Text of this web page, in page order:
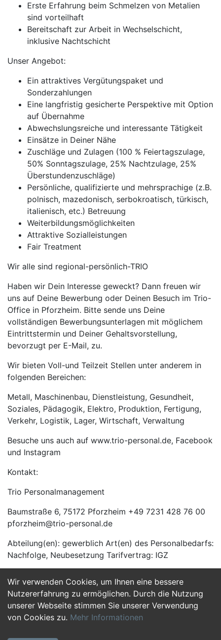
Wir verwenden Cookies, um Ihnen eine bessere
Nutzererfahrung zu ermöglichen. Durch die Nutzung
unserer Webseite stimmen Sie unserer Verwendung
von Cookies zu. Mehr Informationen
Erste Erfahrung beim Schmelzen von Metalien
sind vorteilhaft
Bereitschaft zur Arbeit in Wechselschicht,
inklusive Nachtschicht
Unser Angebot:
Ein attraktives Vergütungspaket und
Sonderzahlungen
Eine langfristig gesicherte Perspektive mit Option
auf Übernahme
Abwechslungsreiche und interessante Tätigkeit
Einsätze in Deiner Nähe
Zuschläge und Zulagen (100 % Feiertagszulage,
50% Sonntagszulage, 25% Nachtzulage, 25%
Überstundenzuschläge)
Persönliche, qualifizierte und mehrsprachige (z.B.
polnisch, mazedonisch, serbokroatisch, türkisch,
italienisch, etc.) Betreuung
Weiterbildungsmöglichkeiten
Attraktive Sozialleistungen
Fair Treatment
Wir alle sind regional-persönlich-TRIO
Haben wir Dein Interesse geweckt? Dann freuen wir
uns auf Deine Bewerbung oder Deinen Besuch im Trio-
Office in Pforzheim. Bitte sende uns Deine
vollständigen Bewerbungsunterlagen mit möglichem
Eintrittstermin und Deiner Gehaltsvorstellung,
bevorzugt per E-Mail, zu.
Wir bieten Voll-und Teilzeit Stellen unter anderem in
folgenden Bereichen:
Metall, Maschinenbau, Dienstleistung, Gesundheit,
Soziales, Pädagogik, Elektro, Produktion, Fertigung,
Verkehr, Logistik, Lager, Wirtschaft, Verwaltung
Besuche uns auch auf www.trio-personal.de, Facebook
und Instagram
Kontakt:
Trio Personalmanagement
Baumstraße 6, 75172 Pforzheim +49 7231 428 76 00
pforzheim@trio-personal.de
Abteilung(en): gewerblich Art(en) des Personalbedarfs:
Nachfolge, Neubesetzung Tarifvertrag: IGZ
Jetzt Bewerben